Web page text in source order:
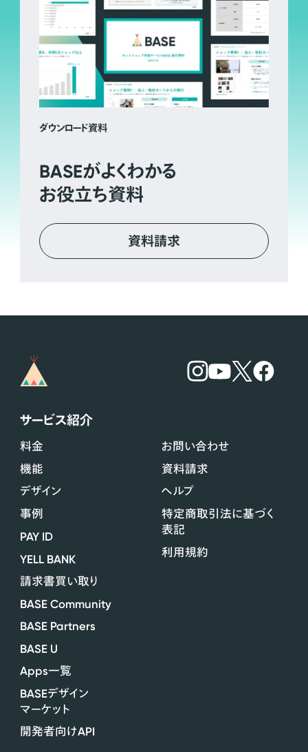
ダウンロード資料
BASEがよくわかる
お役立ち資料
資料請求
サービス紹介
料金
機能
デザイン
事例
PAY ID
YELL BANK
請求書買い取り
BASE Community
BASE Partners
BASE U
Apps一覧
BASEデザイン
マーケット
開発者向けAPI
お問い合わせ
資料請求
ヘルプ
特定商取引法に基づく
表記
利用規約